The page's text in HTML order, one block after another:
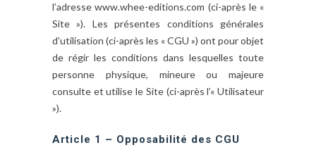
l’adresse www.whee-editions.com (ci-après le «
Site »). Les présentes conditions générales
d’utilisation (ci-après les « CGU ») ont pour objet
de régir les conditions dans lesquelles toute
personne physique, mineure ou majeure
consulte et utilise le Site (ci-après l’« Utilisateur
»).
Article 1 – Opposabilité des CGU